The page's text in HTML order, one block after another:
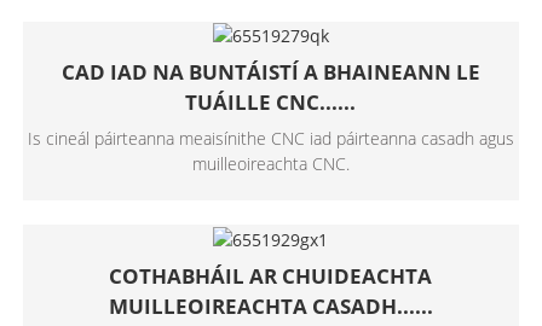
CAD IAD NA BUNTÁISTÍ A BHAINEANN LE
TUÁILLE CNC......
Is cineál páirteanna meaisínithe CNC iad páirteanna casadh agus
muilleoireachta CNC.
COTHABHÁIL AR CHUIDEACHTA
MUILLEOIREACHTA CASADH......